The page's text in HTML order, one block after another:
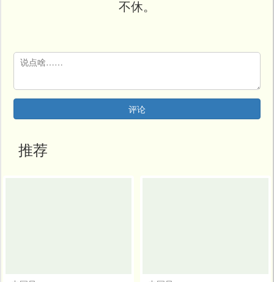
闻
发
不休。
评论
推荐